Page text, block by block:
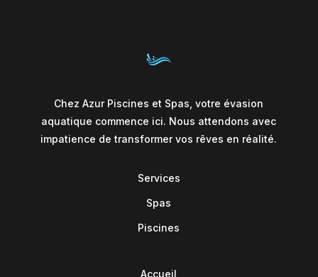
Chez Azur Piscines et Spas, votre évasion
aquatique commence ici. Nous attendons avec
impatience de transformer vos rêves en réalité.
Services
Spas
Piscines
Accueil